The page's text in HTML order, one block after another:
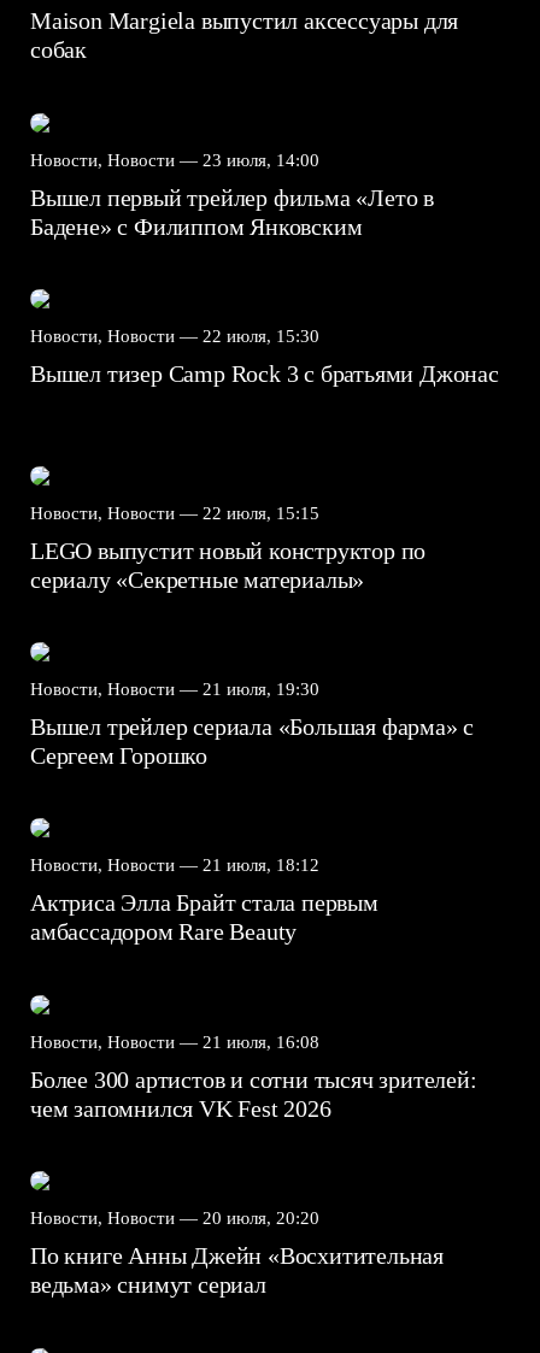
Maison Margiela выпустил аксессуары для
собак
Новости, Новости — 23 июля, 14:00
Вышел первый трейлер фильма «Лето в
Бадене» с Филиппом Янковским
Новости, Новости — 22 июля, 15:30
Вышел тизер Camp Rock 3 с братьями Джонас
Новости, Новости — 22 июля, 15:15
LEGO выпустит новый конструктор по
сериалу «Секретные материалы»
Новости, Новости — 21 июля, 19:30
Вышел трейлер сериала «Большая фарма» с
Сергеем Горошко
Новости, Новости — 21 июля, 18:12
Актриса Элла Брайт стала первым
амбассадором Rare Beauty
Новости, Новости — 21 июля, 16:08
Более 300 артистов и сотни тысяч зрителей:
чем запомнился VK Fest 2026
Новости, Новости — 20 июля, 20:20
По книге Анны Джейн «Восхитительная
ведьма» снимут сериал